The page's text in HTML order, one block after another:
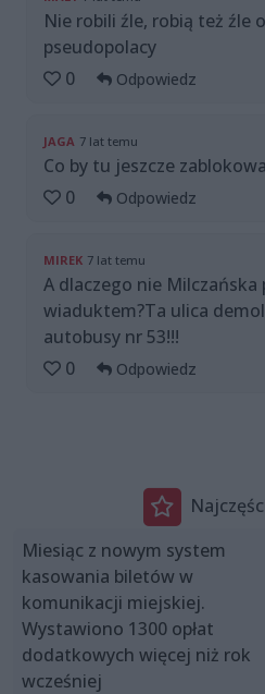
Nie robili źle, robią też źle
pseudopolacy
0
Odpowiedz
JAGA 7 lat temu
Co by tu jeszcze
0
Odpowiedz
MIREK 7 lat temu
A dlaczego nie Milczańska
wiaduktem?Ta ulica
autobusy nr 53!!!
0
Odpowiedz
Miesiąc z nowym system
kasowania biletów w
komunikacji miejskiej.
Wystawiono 1300 opłat
dodatkowych więcej niż rok
wcześniej